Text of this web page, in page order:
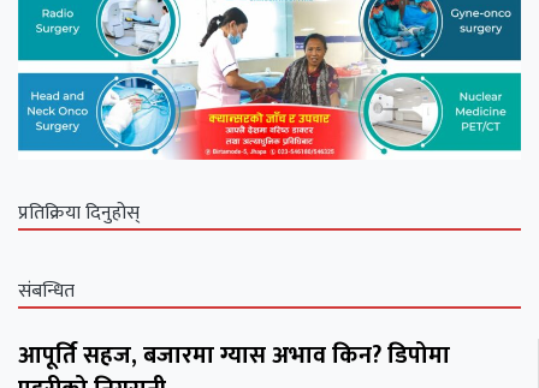
प्रतिक्रिया दिनुहोस्
संबन्धित
आपूर्ति सहज, बजारमा ग्यास अभाव किन? डिपोमा